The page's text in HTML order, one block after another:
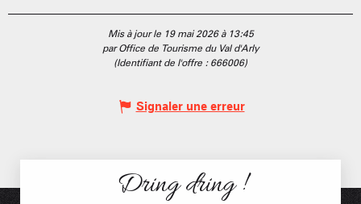
Mis à jour le 19 mai 2026 à 13:45
par Office de Tourisme du Val d'Arly
(Identifiant de l'offre : 666006)
Signaler une erreur
Dring dring !